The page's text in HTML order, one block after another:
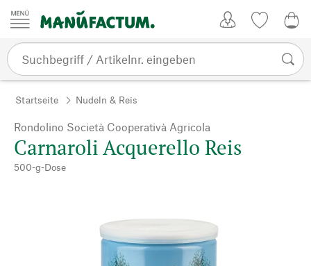
Zum Inhalt springen
Startseite Nudeln & Reis
Rondolino Società Cooperativà Agricola
Carnaroli Acquerello Reis
500-g-Dose